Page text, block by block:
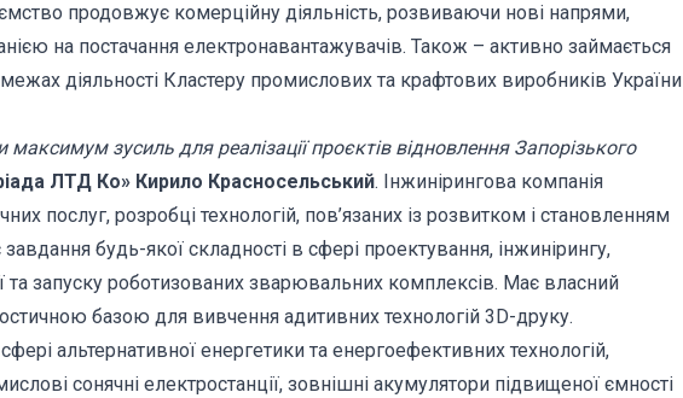
продовжує комерційну діяльність, розвиваючи нові напрями,
на постачання електронавантажувачів. Також – активно займається
діяльності Кластеру промислових та крафтових виробників України
максимум зусиль для реалізації проєктів відновлення Запорізького
ЛТД Ко» Кирило Красносельський. Інжинірингова компанія
послуг, розробці технологій, пов’язаних із розвитком і становленням
будь-якої складності в сфері проектування, інжинірингу,
та запуску роботизованих зварювальних комплексів. Має власний
базою для вивчення адитивних технологій 3D-друку.
альтернативної енергетики та енергоефективних технологій,
сонячні електростанції, зовнішні акумулятори підвищеної ємності